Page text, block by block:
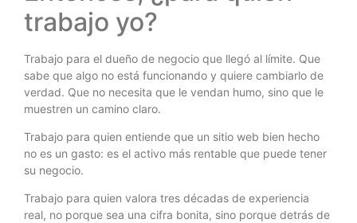
trabajo yo?
Trabajo para el dueño de negocio que llegó al límite. Que
sabe que algo no está funcionando y quiere cambiarlo de
verdad. Que no necesita que le vendan humo, sino que le
muestren un camino claro.
Trabajo para quien entiende que un sitio web bien hecho
no es un gasto: es el activo más rentable que puede tener
su negocio.
Trabajo para quien valora tres décadas de experiencia
real, no porque sea una cifra bonita, sino porque detrás de